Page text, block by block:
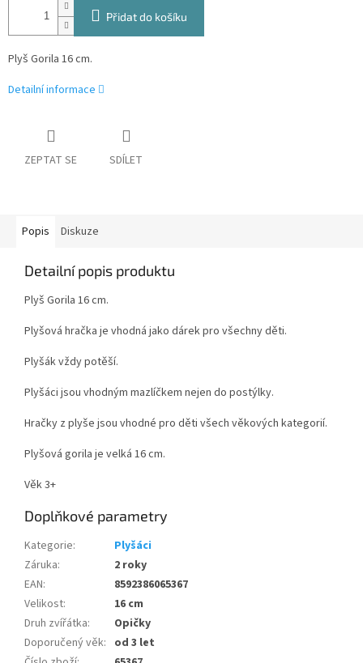
Přidat do košíku
Plyš Gorila 16 cm.
Detailní informace
ZEPTAT SE SDÍLET
Popis Diskuze
Detailní popis produktu
Plyš Gorila 16 cm.
Plyšová hračka je vhodná jako dárek pro všechny děti.
Plyšák vždy potěší.
Plyšáci jsou vhodným mazlíčkem nejen do postýlky.
Hračky z plyše jsou vhodné pro děti všech věkových kategorií.
Plyšová gorila je velká 16 cm.
Věk 3+
Doplňkové parametry
Kategorie:
Plyšáci
Záruka:
2 roky
EAN:
8592386065367
Velikost:
16 cm
Druh zvířátka:
Opičky
Doporučený věk: od 3 let